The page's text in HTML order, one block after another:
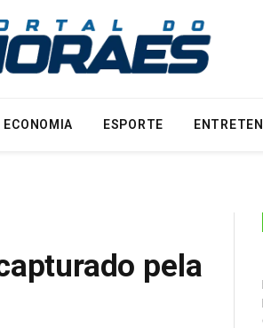
ECONOMIA ESPORTE
pela